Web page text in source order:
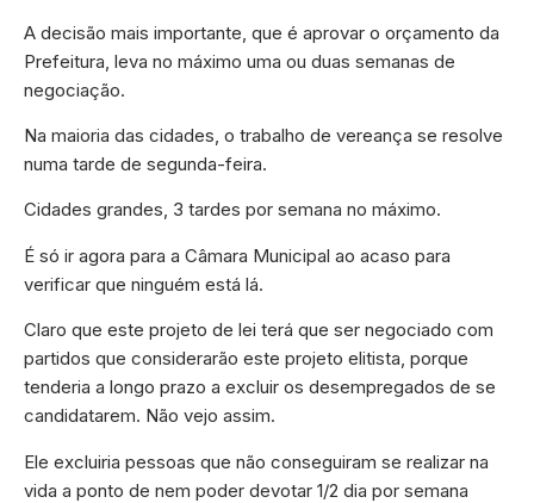
A decisão mais importante, que é aprovar o orçamento da
Prefeitura, leva no máximo uma ou duas semanas de
negociação.
Na maioria das cidades, o trabalho de vereança se resolve
numa tarde de segunda-feira.
Cidades grandes, 3 tardes por semana no máximo.
É só ir agora para a Câmara Municipal ao acaso para
verificar que ninguém está lá.
Claro que este projeto de lei terá que ser negociado com
partidos que considerarão este projeto elitista, porque
tenderia a longo prazo a excluir os desempregados de se
candidatarem. Não vejo assim.
Ele excluiria pessoas que não conseguiram se realizar na
vida a ponto de nem poder devotar 1/2 dia por semana